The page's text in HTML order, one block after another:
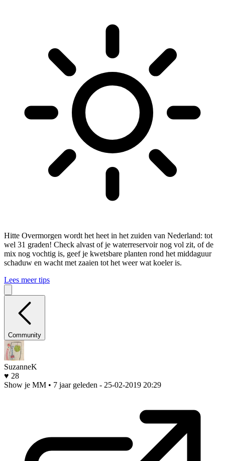
Hitte Overmorgen wordt het heet in het zuiden van Nederland: tot
wel 31 graden! Check alvast of je waterreservoir nog vol zit, of de
mix nog vochtig is, geef je kwetsbare planten rond het middaguur
schaduw en wacht met zaaien tot het weer wat koeler is.
Lees meer tips
Community
SuzanneK
♥ 28
Show je MM • 7 jaar geleden - 25-02-2019 20:29